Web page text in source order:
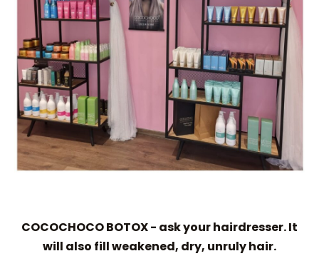
COCOCHOCO BOTOX - ask your hairdresser. It
will also fill weakened, dry, unruly hair.